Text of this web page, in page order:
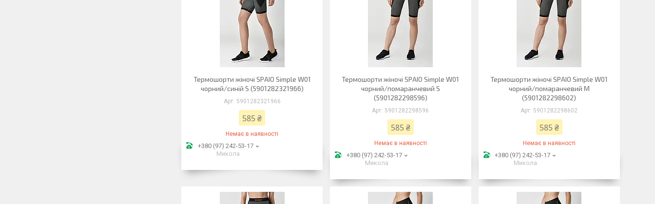
Термошорти жіночі SPAIO Simple W01
чорний/синій S (5901282321966)
5901282321966
585 ₴
Немає в наявності
+380 (97) 242-53-17
Микола
Термошорти жіночі SPAIO Simple W01
чорний/помаранчевий S
(5901282298596)
5901282298596
585 ₴
Немає в наявності
+380 (97) 242-53-17
Микола
Термошорти жіночі SPAIO Simple W01
чорний/помаранчевий M
(5901282298602)
5901282298602
585 ₴
Немає в наявності
+380 (97) 242-53-17
Микола